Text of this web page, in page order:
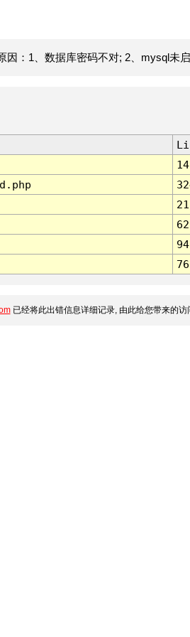
：1、数据库密码不对; 2、mysql未启
14
62
94
76
已经将此出错信息详细记录, 由此给您带来的访